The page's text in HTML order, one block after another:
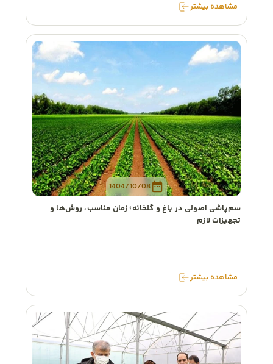
مشاهده بیشتر
1404/10/08
سم‌پاشی اصولی در باغ و گلخانه؛ زمان مناسب، روش‌ها و
تجهیزات لازم
مشاهده بیشتر